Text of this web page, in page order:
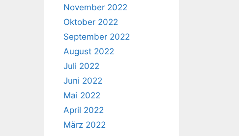
November 2022
Oktober 2022
September 2022
August 2022
Juli 2022
Juni 2022
Mai 2022
April 2022
März 2022